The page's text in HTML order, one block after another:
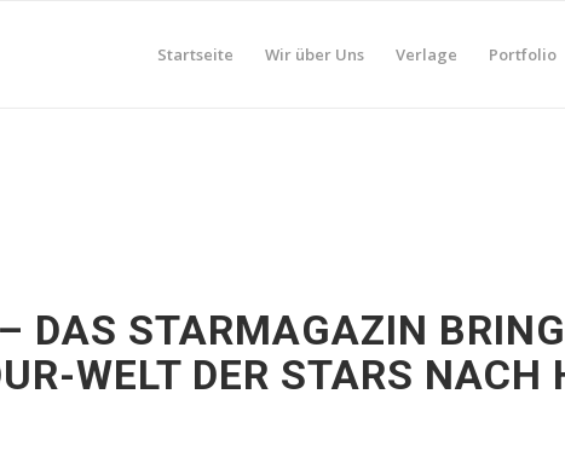
Startseite Wir über Uns Verlage Portfolio
DAS STARMAGAZIN
WELT DER STARS NACH